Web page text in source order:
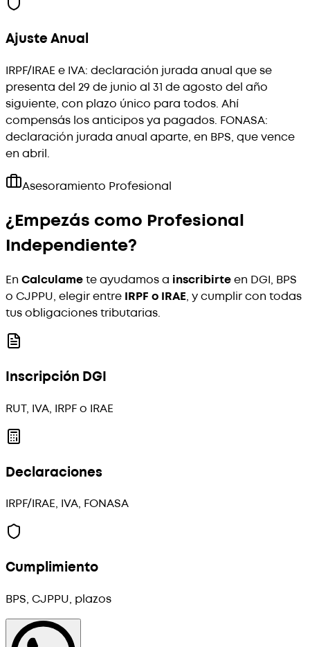
Ajuste Anual
IRPF/IRAE e IVA: declaración jurada anual que se
presenta del 29 de junio al 31 de agosto del año
siguiente, con plazo único para todos. Ahí
compensás los anticipos ya pagados. FONASA:
declaración jurada anual aparte, en BPS, que vence
en abril.
Asesoramiento Profesional
¿Empezás como Profesional
Independiente?
En Calculamete ayudamos a inscribirteen DGI, BPS
o CJPPU, elegir entre IRPF o IRAE, y cumplir con todas
tus obligaciones tributarias.
Inscripción DGI
RUT, IVA, IRPF o IRAE
Declaraciones
IRPF/IRAE, IVA, FONASA
Cumplimiento
BPS, CJPPU, plazos